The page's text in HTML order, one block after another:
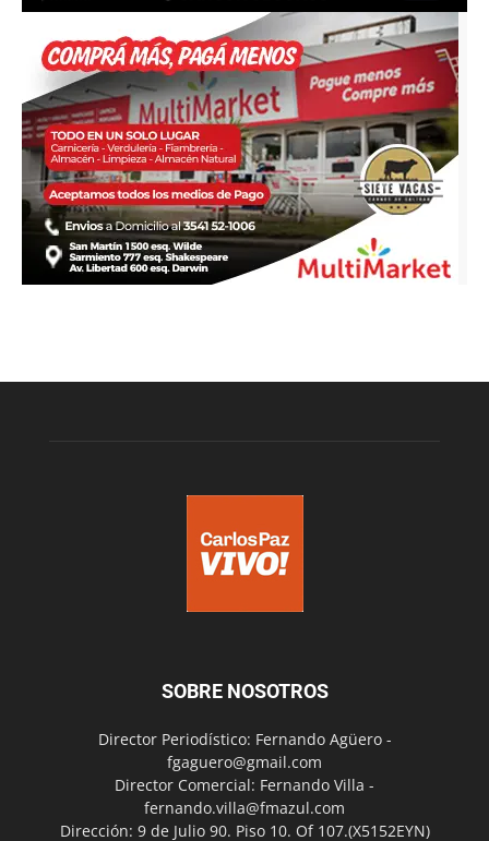
SOBRE NOSOTROS
Director Periodístico: Fernando Agüero -
fgaguero@gmail.com
Director Comercial: Fernando Villa -
fernando.villa@fmazul.com
Dirección: 9 de Julio 90. Piso 10. Of 107.(X5152EYN)